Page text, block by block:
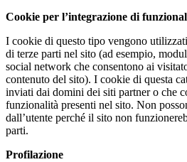
Cookie per l’integrazione di
I cookie di questo tipo vengono
di terze parti nel sito (ad esempio,
social network che consentono ai
contenuto del sito). I cookie di questa
inviati dai domini dei siti partner o che
funzionalità presenti nel sito. Non
dall’utente perché il sito non
parti.
Profilazione